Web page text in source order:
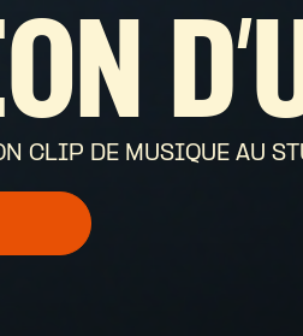
CLIP DE MUSIQUE AU